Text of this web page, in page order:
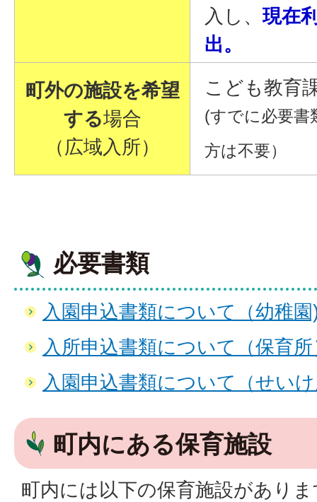
入し、現在
出。
町外の施設を希望
する場合
（広域入所）
こども教育
(すでに必要書
方は不要）
必要書類
入園申込書類について（幼稚園
入所申込書類について（保育所
入園申込書類について（せい
町内にある保育施設
町内には以下の保育施設があり